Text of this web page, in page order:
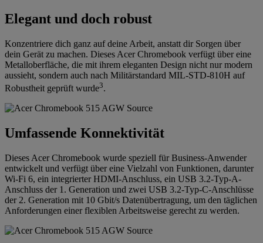
Elegant und doch robust
Konzentriere dich ganz auf deine Arbeit, anstatt dir Sorgen über
dein Gerät zu machen. Dieses Acer Chromebook verfügt über eine
Metalloberfläche, die mit ihrem eleganten Design nicht nur modern
aussieht, sondern auch nach Militärstandard MIL-STD-810H auf
Robustheit geprüft wurde3.
Umfassende Konnektivität
Dieses Acer Chromebook wurde speziell für Business-Anwender
entwickelt und verfügt über eine Vielzahl von Funktionen, darunter
Wi-Fi 6, ein integrierter HDMI-Anschluss, ein USB 3.2-Typ-A-
Anschluss der 1. Generation und zwei USB 3.2-Typ-C-Anschlüsse
der 2. Generation mit 10 Gbit/s Datenübertragung, um den täglichen
Anforderungen einer flexiblen Arbeitsweise gerecht zu werden.